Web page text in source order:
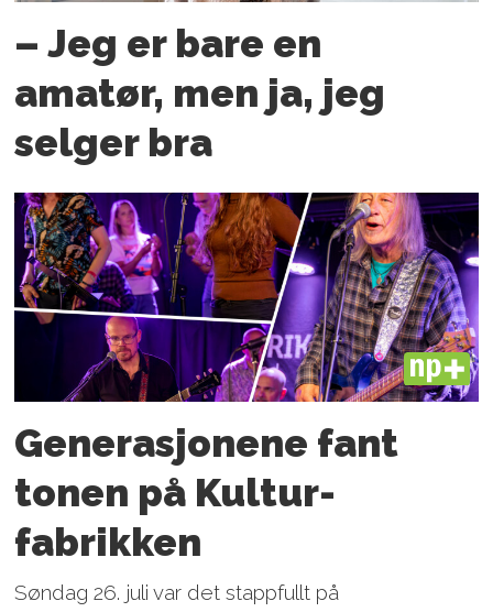
– Jeg er bare en
amatør, men ja, jeg
selger bra
PLUS
Generasjonene fant
tonen på Kultur­
fabrikken
Søndag 26. juli var det stappfullt på